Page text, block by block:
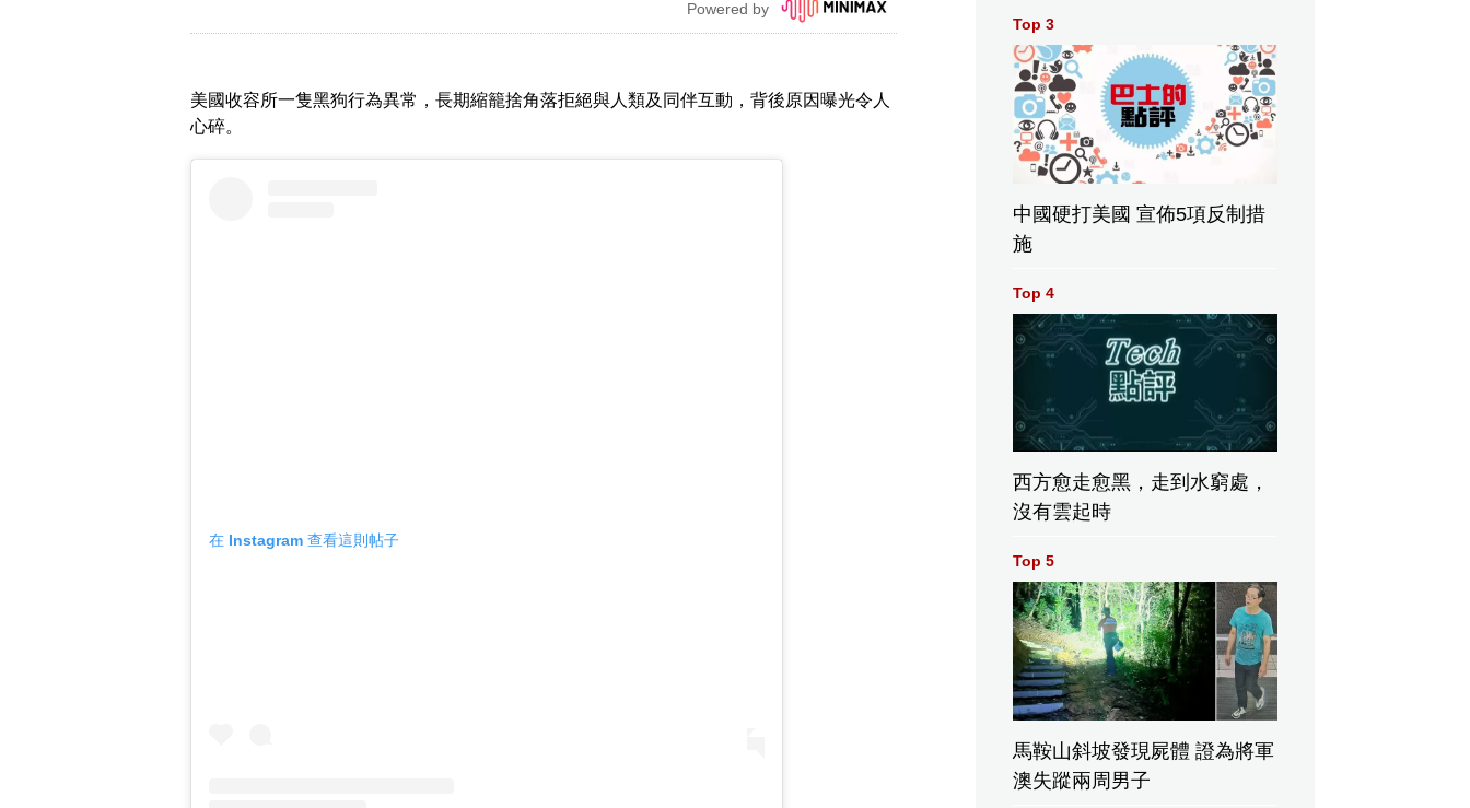
美國收容所一隻黑狗行為異常，長期縮籠捨角落拒絕與人類及同伴互動，背後原因曝光令人
心碎。
在 Instagram 查看這則帖子
Top 3
中國硬打美國 宣佈5項反制措
施
Top 4
西方愈走愈黑，走到水窮處，
沒有雲起時
Top 5
馬鞍山斜坡發現屍體 證為將軍
澳失蹤兩周男子